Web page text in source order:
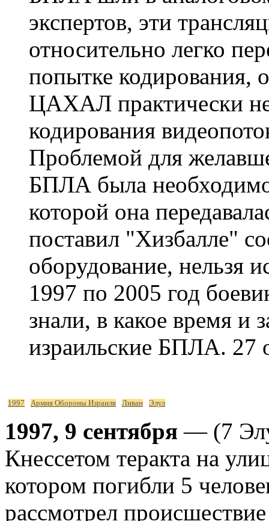
экспертов, эти
относительно легко
попытке кодирования,
ЦАХАЛ практически не
кодирования
Проблемой для
БПЛА была
которой она
поставил "Хизбалле"
оборудование, нельзя
1997 по 2005 год
знали, в какое время и
израильские БПЛА. 27
1997 Армия Обороны Израиля Ливан Элул
1997, 9 сентября — (7
Кнессетом теракта на
котором погибли 5
рассмотрел